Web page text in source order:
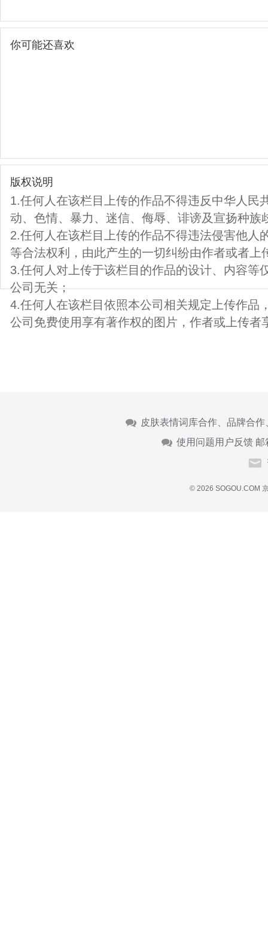
你可能还喜欢
版权说明
1.任何人在该栏目上传的作品不得违反中华人民
动、色情、暴力、迷信、侮辱、诽谤及宣扬种族
2.任何人在该栏目上传的作品不得违法侵害他人
等合法权利，由此产生的一切纠纷由作者或者上
3.任何人对上传于该栏目的作品的设计、内容等
公司无关；
4.任何人在该栏目依照本公司相关规定上传作品
公司免费使用享有著作权的图片，作者或上传者
皮肤表情词库合作、品牌合
使用问题用户反馈 邮
© 2026 SOGOU.COM